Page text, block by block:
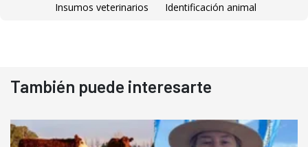
Insumos veterinarios
Identificación animal
También puede interesarte